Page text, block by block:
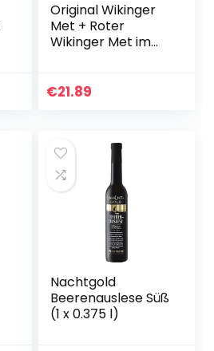
Original Wikinger
Met + Roter
Wikinger Met im
Becher | Honigwein
€21.89
Nachtgold
Beerenauslese Süß
(1 x 0.375 l)